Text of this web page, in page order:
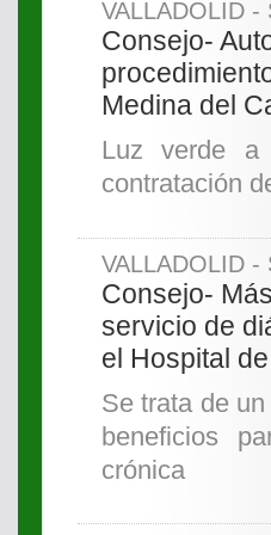
VALLADOLID -
Consejo-
Medina del
Luz verde
contratación
VALLADOLID -
Consejo-
servicio de
el Hospital
Se trata de
beneficios
crónica